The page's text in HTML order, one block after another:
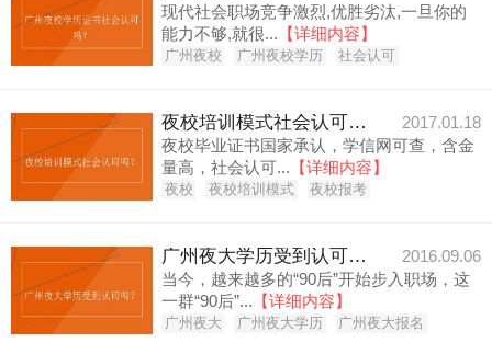
现代社会职场竞争激烈,优胜劣汰,一旦你的
能力不够,就很... 【详细内容】
广州夜校 广州夜校学历 社会认可
夜校培训模式社会认可吗？
2017.01.18
夜校毕业证书国家承认，学信网可查，含金
量高，社会认可... 【详细内容】
夜校 夜校培训模式 夜校报考
广州夜大学历受到认可吗？
2016.09.06
当今，越来越多的“90后”开始步入职场，这
一群“90后”... 【详细内容】
广州夜大 广州夜大学历 广州夜大报名